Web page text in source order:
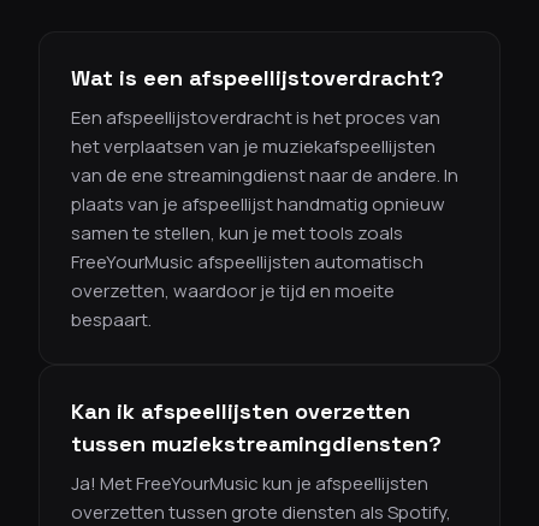
Wat is een afspeellijstoverdracht?
Een afspeellijstoverdracht is het proces van
het verplaatsen van je muziekafspeellijsten
van de ene streamingdienst naar de andere. In
plaats van je afspeellijst handmatig opnieuw
samen te stellen, kun je met tools zoals
FreeYourMusic afspeellijsten automatisch
overzetten, waardoor je tijd en moeite
bespaart.
Kan ik afspeellijsten overzetten
tussen muziekstreamingdiensten?
Ja! Met FreeYourMusic kun je afspeellijsten
overzetten tussen grote diensten als Spotify,